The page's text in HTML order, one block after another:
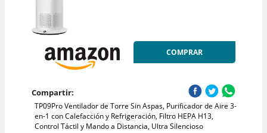
COMPRAR
Compartir:
TP09Pro Ventilador de Torre Sin Aspas, Purificador de Aire 3-
en-1 con Calefacción y Refrigeración, Filtro HEPA H13,
Control Táctil y Mando a Distancia, Ultra Silencioso